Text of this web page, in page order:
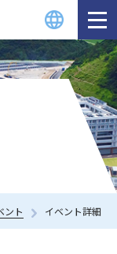
ント イベント詳細